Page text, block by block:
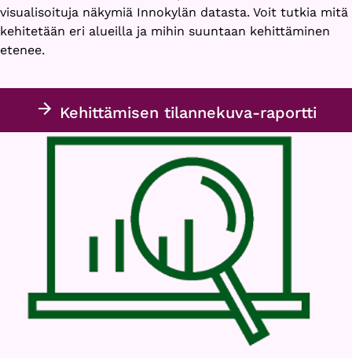
visualisoituja näkymiä Innokylän datasta. Voit tutkia mitä
kehitetään eri alueilla ja mihin suuntaan kehittäminen
etenee.
Kehittämisen tilannekuva-raportti